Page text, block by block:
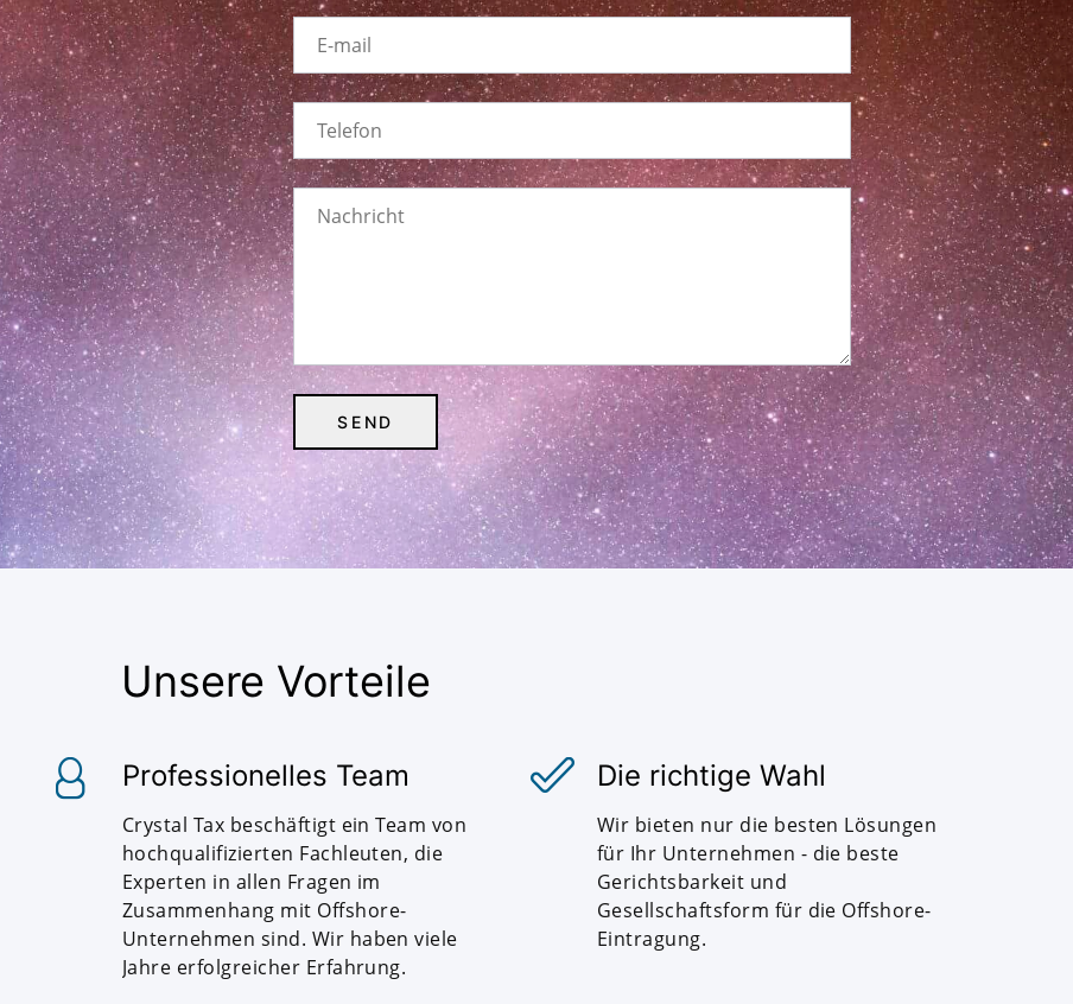
Unsere Vorteile
Professionelles Team
Crystal Tax beschäftigt ein Team von
hochqualifizierten Fachleuten, die
Experten in allen Fragen im
Zusammenhang mit Offshore-
Unternehmen sind. Wir haben viele
Jahre erfolgreicher Erfahrung.
Die richtige Wahl
Wir bieten nur die besten Lösungen
für Ihr Unternehmen - die beste
Gerichtsbarkeit und
Gesellschaftsform für die Offshore-
Eintragung.